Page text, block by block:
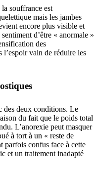
la souffrance est
mais les jambes
encore plus visible et
d’être « anormale »
des
l’espoir vain de réduire les
des deux conditions. Le
du fait que le poids total
L’anorexie peut masquer
à tort à un « reste de
parfois confus face à cette
et un traitement inadapté